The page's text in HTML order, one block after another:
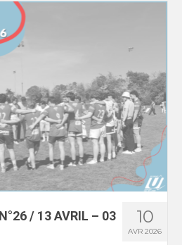
10
AVR 2026
/ 13 AVRIL – 03